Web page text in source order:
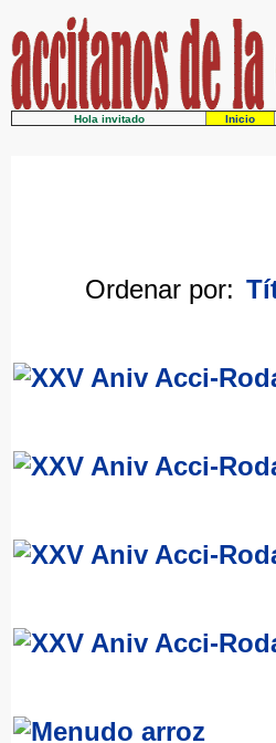
Hola invitado Inicio
Ordenar por: